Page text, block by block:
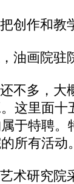
作和教学
画院驻
多，大
这里面
于特聘
所有活动。
研究院